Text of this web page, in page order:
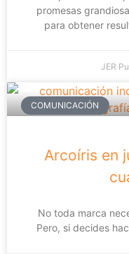
promesas
para obtener
JER
COMUNICACIÓN
Arcoíris en
No toda marca
Pero, si decides